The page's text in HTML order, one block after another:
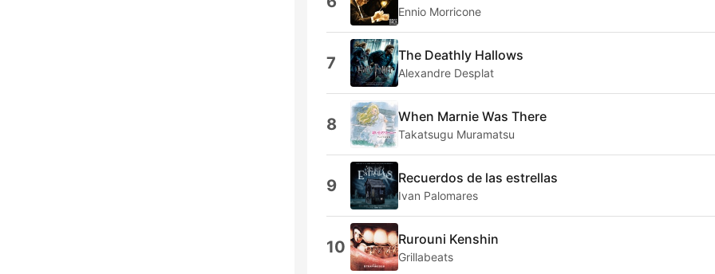
Ennio Morricone
7 The Deathly Hallows
Alexandre Desplat
8 When Marnie Was There
Takatsugu Muramatsu
9 Recuerdos de las estrellas
Ivan Palomares
10 Rurouni Kenshin
Grillabeats